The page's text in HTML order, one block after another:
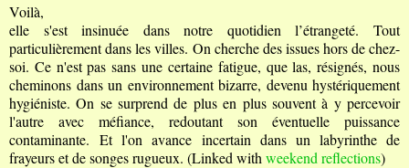
Voilà,
elle s'est insinuée dans notre quotidien l’étrangeté. Tout
particulièrement dans les villes. On cherche des issues hors de chez-
soi. Ce n'est pas sans une certaine fatigue, que las, résignés, nous
cheminons dans un environnement bizarre, devenu hystériquement
hygiéniste. On se surprend de plus en plus souvent à y percevoir
l'autre avec méfiance, redoutant son éventuelle puissance
contaminante.Et l'on avance incertain dans un labyrinthe de
frayeurs et de songes rugueux. (Linked with weekend reflections)